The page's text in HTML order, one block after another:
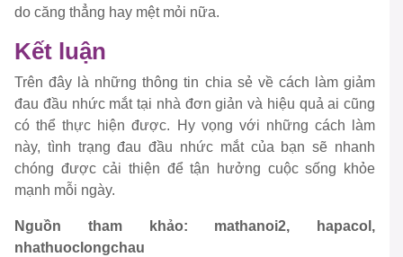
do căng thẳng hay mệt mỏi nữa.
Kết luận
Trên đây là những thông tin chia sẻ về cách làm giảm
đau đầu nhức mắt tại nhà đơn giản và hiệu quả ai cũng
có thể thực hiện được. Hy vọng với những cách làm
này, tình trạng đau đầu nhức mắt của bạn sẽ nhanh
chóng được cải thiện để tận hưởng cuộc sống khỏe
mạnh mỗi ngày.
Nguồn tham khảo: mathanoi2, hapacol,
nhathuoclongchau